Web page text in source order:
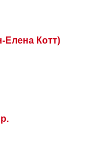
Елена Котт)